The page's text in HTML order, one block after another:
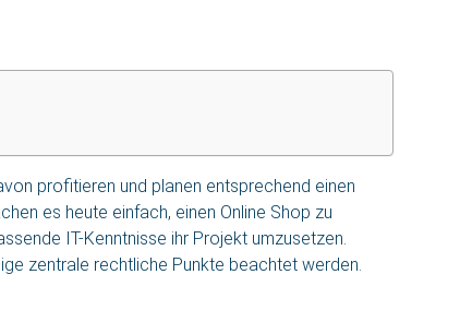
profitieren und planen entsprechend einen
es heute einfach, einen Online Shop zu
IT-Kenntnisse ihr Projekt umzusetzen.
zentrale rechtliche Punkte beachtet werden.